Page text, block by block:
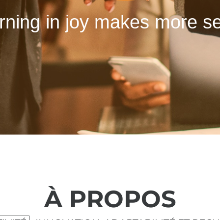
in joy makes more
À PROPOS